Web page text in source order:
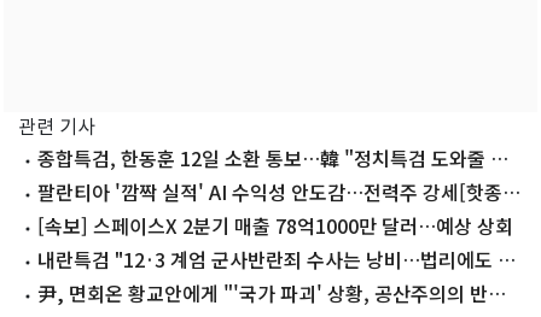
관련 기사
종합특검, 한동훈 12일 소환 통보…韓 "정치특검 도와줄 생
각 없다"(종합)
팔란티아 '깜짝 실적' AI 수익성 안도감…전력주 강세[핫종
목][속보] 스페이스X 2분기 매출 78억1000만 달러…예상 상회
내란특검 "12·3 계엄 군사반란죄 수사는 낭비…법리에도 반
해"尹, 면회온 황교안에게 "'국가 파괴' 상황, 공산주의의 반대